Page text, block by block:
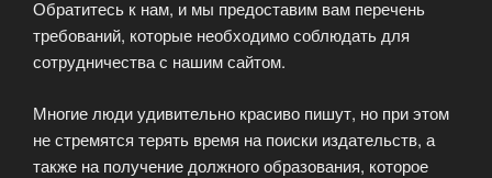
Обратитесь к нам, и мы предоставим вам перечень
требований, которые необходимо соблюдать для
сотрудничества с нашим сайтом.
Многие люди удивительно красиво пишут, но при этом
не стремятся терять время на поиски издательств, а
также на получение должного образования, которое